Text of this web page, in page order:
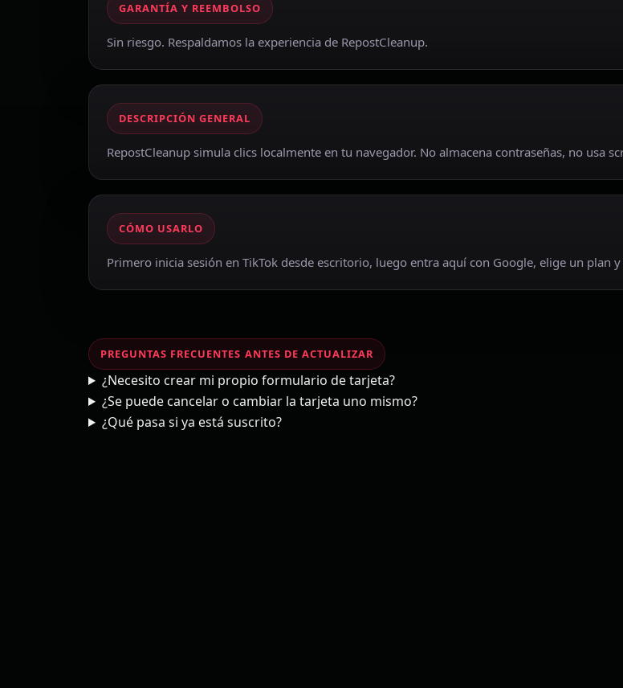
GARANTÍA Y REEMBOLSO
Sin riesgo. Respaldamos la experiencia de RepostCleanup.
DESCRIPCIÓN GENERAL
RepostCleanup simula clics localmente en tu navegador. No almacena contraseñas, no usa
CÓMO USARLO
Primero inicia sesión en TikTok desde escritorio, luego entra aquí con Google, elige un plan
PREGUNTAS FRECUENTES ANTES DE ACTUALIZAR
¿Necesito crear mi propio formulario de tarjeta?
¿Se puede cancelar o cambiar la tarjeta uno mismo?
¿Qué pasa si ya está suscrito?